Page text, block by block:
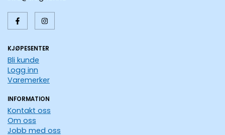
KJØPESENTER
Bli kunde
Logg inn
Varemerker
INFORMATION
Kontakt oss
Om oss
Jobb med oss